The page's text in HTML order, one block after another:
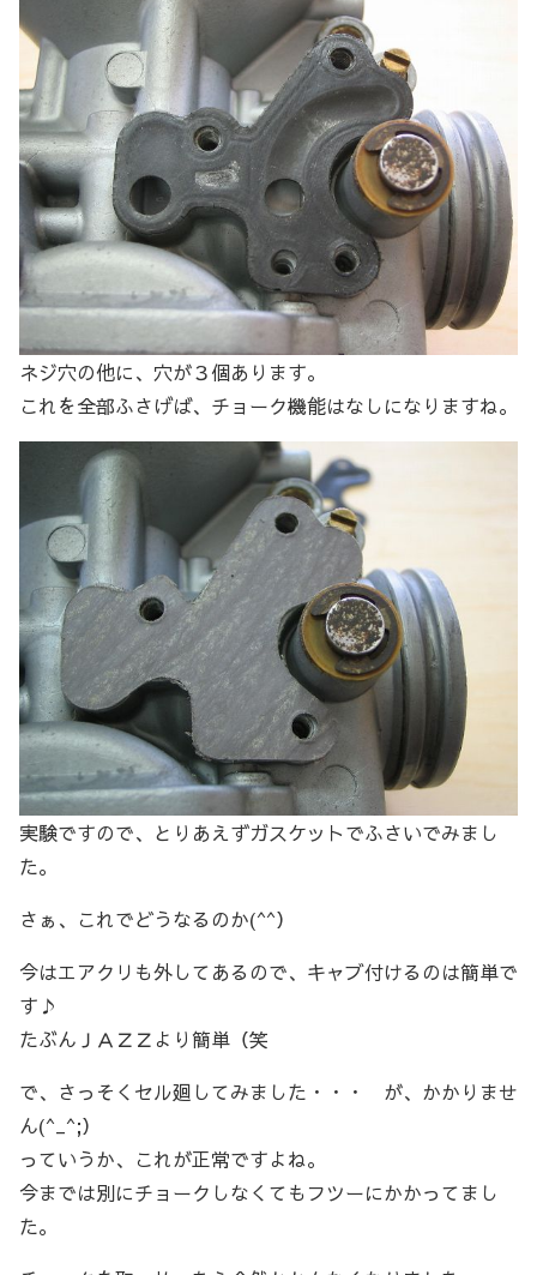
ネジ穴の他に、穴が３個あります。
これを全部ふさげば、チョーク機能はなしになりますね。
実験ですので、とりあえずガスケットでふさいでみまし
た。
さぁ、これでどうなるのか(^^）
今はエアクリも外してあるので、キャブ付けるのは簡単で
す♪
たぶんＪＡＺＺより簡単（笑
で、さっそくセル廻してみました・・・ が、かかりませ
ん(^_^;）
っていうか、これが正常ですよね。
今までは別にチョークしなくてもフツーにかかってまし
た。